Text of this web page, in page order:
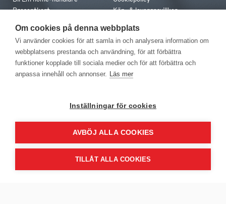
Presentkort
Em home Club
Medlemsvillkor
Köp- & leveransvillkor
Retur & reklamation
Kontakt
Kontakta oss
Om cookies på denna webbplats
Vi använder cookies för att samla in och analysera information om
webbplatsens prestanda och användning, för att förbättra
funktioner kopplade till sociala medier och för att förbättra och
anpassa innehåll och annonser. Läs mer
Inställningar för cookies
AVBÖJ ALLA COOKIES
TILLÅT ALLA COOKIES